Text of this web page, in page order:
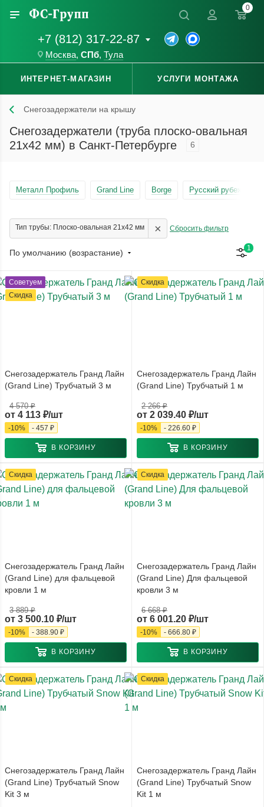
+7 (812) 317-22-87
Москва, СПб, Тула
0
ИНТЕРНЕТ-МАГАЗИН УСЛУГИ МОНТАЖА
Снегозадержатели на крышу
Снегозадержатели (труба плоско-овальная
21x42 мм) в Санкт-Петербурге
6
Металл Профиль Grand Line Borge Русский рубеж
Тип трубы: Плоско-овальная 21x42 мм × Сбросить фильтр
По умолчанию (возрастание) 1
Советуем
Скидка
Снегозадержатель Гранд Лайн
(Grand Line) Трубчатый 3 м
от 4 113 ₽/шт
4 570 ₽
-10% - 457 ₽
В КОРЗИНУ
Скидка
Снегозадержатель Гранд Лайн
(Grand Line) Трубчатый 1 м
от 2 039.40 ₽/шт
2 266 ₽
-10% - 226.60 ₽
В КОРЗИНУ
Скидка
Снегозадержатель Гранд Лайн
(Grand Line) для фальцевой
кровли 1 м
от 3 500.10 ₽/шт
3 889 ₽
-10% - 388.90 ₽
В КОРЗИНУ
Скидка
Снегозадержатель Гранд Лайн
(Grand Line) Для фальцевой
кровли 3 м
от 6 001.20 ₽/шт
6 668 ₽
-10% - 666.80 ₽
В КОРЗИНУ
Скидка
Снегозадержатель Гранд Лайн
(Grand Line) Трубчатый Snow
Kit 3 м
Скидка
Снегозадержатель Гранд Лайн
(Grand Line) Трубчатый Snow
Kit 1 м